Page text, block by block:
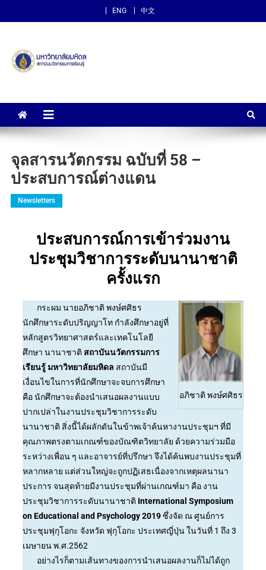
ENG 中文
สถาบันนวัตกรรมการเรียนรู้
จุลสารนวัตกรรม ฉบับที่ 58 –
ประสบการณ์ต่างแดน
Newsletters
ประสบการณ์การเข้าร่วมงาน
ประชุมวิชาการระดับนานาชาติ
ครั้งแรก
อภิชาติ พงษ์ศศิธร
กระผม นายอภิชาติ พงษ์ศศิธร
นักศึกษาระดับปริญญาโท กำลังศึกษาอยู่ที่
หลักสูตรวิทยาศาสตร์และเทคโนโลยี
ศึกษา นานาชาติ สถาบันนวัตกรรมการ
เรียนรู้ มหาวิทยาลัยมหิดล สถาบันมี
เงื่อนไขในการที่นักศึกษาจะจบการศึกษา
คือ นักศึกษาจะต้องนำเสนอผลงานแบบ
ปากเปล่าในงานประชุมวิชาการระดับ
นานาชาติ สิ่งนี้ได้ผลักดันในข้าพเจ้าค้นหางานประชุมฯ ที่มี
คุณภาพตรงตามเกณฑ์ของบัณฑิตวิทยาลัย ด้วยความร่วมมือ
ระหว่างเพื่อน ๆ และอาจารย์ที่ปรึกษา จึงได้ค้นพบงานประชุมที่
หลากหลาย แต่ส่วนใหญ่จะถูกปฏิเสธเนื่องจากเหตุผลนานา
ประการ จนสุดท้ายมีงานประชุมที่ผ่านเกณฑ์มา คือ งาน
ประชุมวิชาการระดับนานาชาติ International Symposium
on Educational and Psychology 2019ซึ่งจัด ณ ศูนย์การ
ประชุมฟุกุโอกะ จังหวัด ฟุกุโอกะ ประเทศญี่ปุ่น ในวันที่ 1 ถึง 3
เมษายน พ.ศ.2562
อย่างไรก็ตามเส้นทางของการนำเสนอผลงานก็ไม่ได้ถูก